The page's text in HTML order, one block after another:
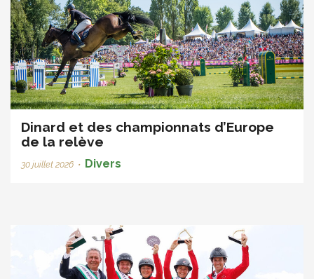
Dinard et des championnats d’Europe
de la relève
30 juillet 2026 • Divers